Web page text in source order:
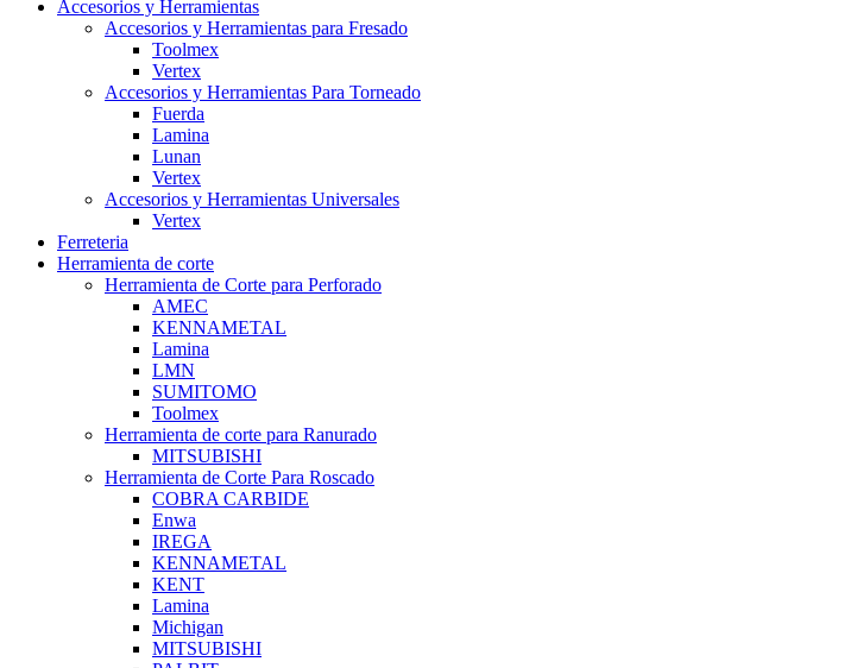
Accesorios y Herramientas
Accesorios y Herramientas para Fresado
Toolmex
Vertex
Accesorios y Herramientas Para Torneado
Fuerda
Lamina
Lunan
Vertex
Accesorios y Herramientas Universales
Vertex
Ferreteria
Herramienta de corte
Herramienta de Corte para Perforado
AMEC
KENNAMETAL
Lamina
LMN
SUMITOMO
Toolmex
Herramienta de corte para Ranurado
MITSUBISHI
Herramienta de Corte Para Roscado
COBRA CARBIDE
Enwa
IREGA
KENNAMETAL
KENT
Lamina
Michigan
MITSUBISHI